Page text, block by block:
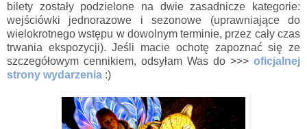
bilety zostały podzielone na dwie zasadnicze kategorie:
wejściówki jednorazowe i sezonowe (uprawniające do
wielokrotnego wstępu w dowolnym terminie, przez cały czas
trwania ekspozycji). Jeśli macie ochotę zapoznać się ze
szczegółowym cennikiem, odsyłam Was do >>> oficjalnej
strony wydarzenia :)